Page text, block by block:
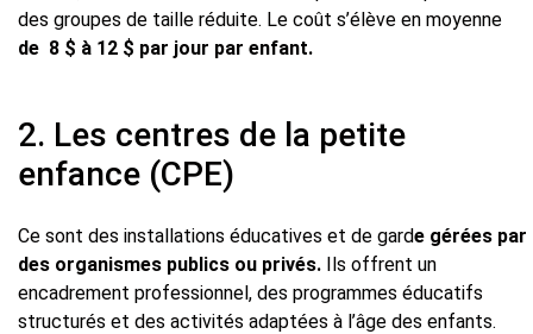
des groupes de taille réduite. Le coût s’élève en moyenne
de 8 $ à 12 $ par jour par enfant.
2. Les centres de la petite
enfance (CPE)
Ce sont des installations éducatives et de garde gérées par
des organismes publics ou privés. Ils offrent un
encadrement professionnel, des programmes éducatifs
structurés et des activités adaptées à l’âge des enfants.